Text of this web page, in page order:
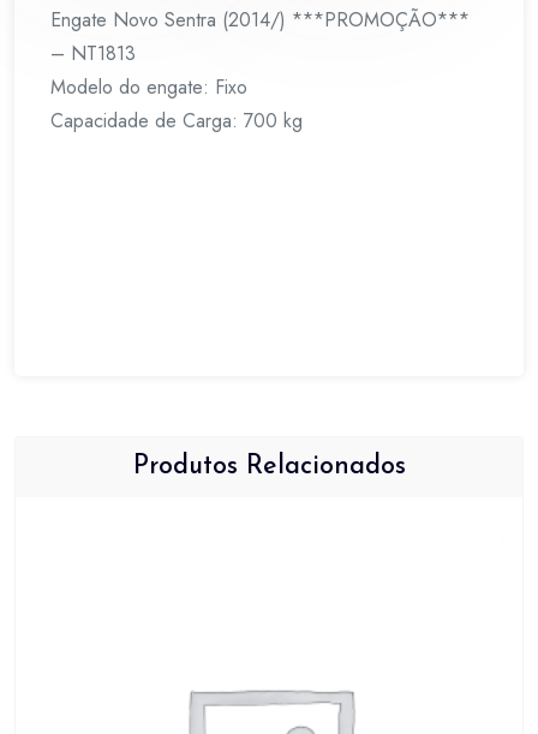
Engate Novo Sentra (2014/) ***PROMOÇÃO***
– NT1813
Modelo do engate: Fixo
Capacidade de Carga: 700 kg
Produtos Relacionados